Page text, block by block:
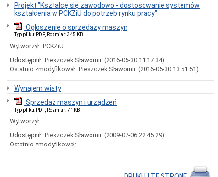
Kadra
Informacje
wewnętrzne
Kontrole
Oświadczenia
Zamówienia
Ogłoszenia
Elektroniczna
Skrzynka
Podawcza
RODO
Liceum
Projekt "Kształcę się zawodowo - dostosowanie systemów
kształcenia w PCKZiU do potrzeb rynku pracy"
Ogłoszenie o sprzedaży maszyn
Typ pliku: PDF, Rozmiar: 345 KB
Wytworzył: PCKZiU
Udostępnił: Pieszczek Sławomir (2016-05-30 11:17:34)
Ostatnio zmodyfikował: Pieszczek Sławomir (2016-05-30 13:51:51)
Wynajem wiaty
Sprzedaż maszyn i urządzeń
Typ pliku: PDF, Rozmiar: 71 KB
Wytworzył:
Udostępnił: Pieszczek Sławomir (2009-07-06 22:45:29)
Ostatnio zmodyfikował: